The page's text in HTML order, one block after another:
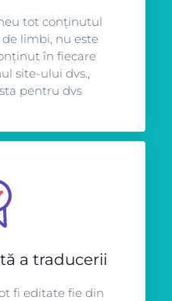
tot conținutul
limbi, nu este
în fiecare
site-ului dvs.,
pentru dvs
a traducerii
fi editate fie din